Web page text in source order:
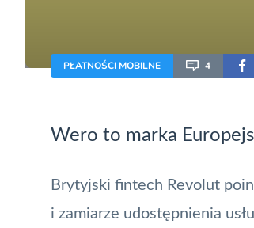
PŁATNOŚCI MOBILNE 4
Wero to marka
Brytyjski fintech Revolut
i zamiarze udostępnienia